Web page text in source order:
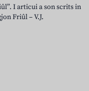
I articui a son scrits in
Friûl – V.J.